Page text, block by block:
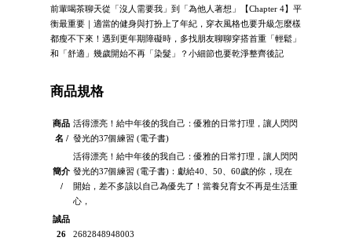
前輩喝茶聊天從「沒人需要我」到「為他人著想」【Chapter 4】平
衡最重要｜適當的健身與打扮上了年紀，穿衣風格也要升級怎麼樣
都瘦不下來！遇到更年期障礙時，多找朋友聊聊穿搭首重「輕鬆」
和「舒適」幾歲開始不再「染髮」？小細節也要乾淨整齊後記
商品規格
商品
名 /
活得漂亮！給中年後的我自己：優雅的日常打理，讓人閃閃
發光的37個練習 (電子書)
簡介
/
活得漂亮！給中年後的我自己：優雅的日常打理，讓人閃閃
發光的37個練習 (電子書)：獻給40、50、60歲的你，現在
開始，差不多該以自己為優先了！當養兒育女不再是生活重
心，
誠品
26
2682848948003